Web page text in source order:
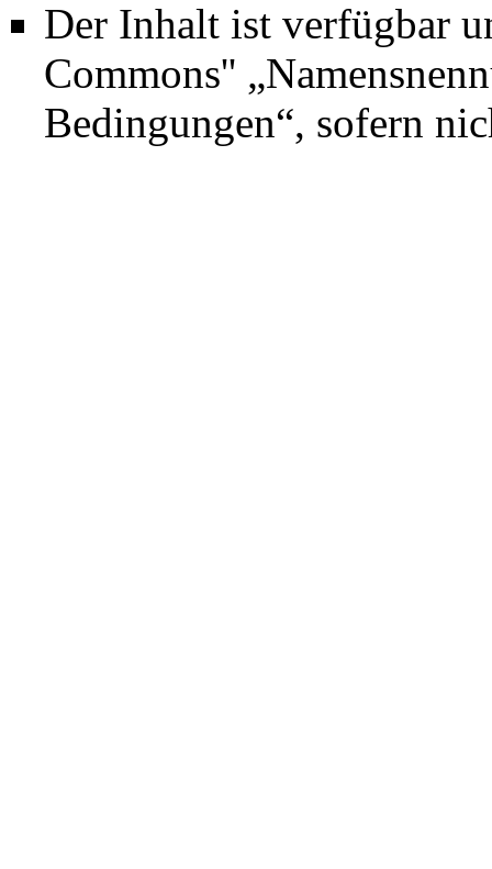
Der Inhalt ist verfügbar
Commons''
Bedingungen“, sofern